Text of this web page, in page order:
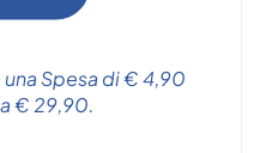
una Spesa di € 4,90
€ 29,90.